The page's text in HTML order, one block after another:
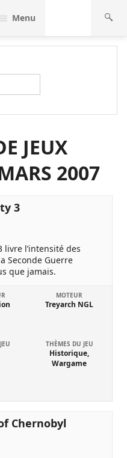
Menu
JEUX
2007
3
livre l’intensité des
Seconde Guerre
que jamais.
MOTEUR
Treyarch NGL
THÈMES DU JEU
Historique,
Wargame
Chernobyl